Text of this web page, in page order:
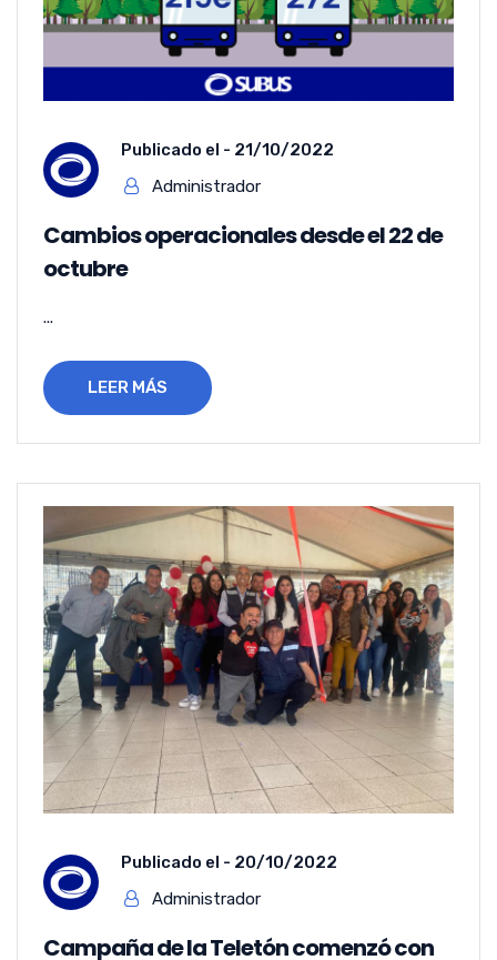
Publicado el - 21/10/2022
Administrador
Cambios operacionales desde el 22 de
octubre
...
LEER MÁS
Publicado el - 20/10/2022
Administrador
Campaña de la Teletón comenzó con